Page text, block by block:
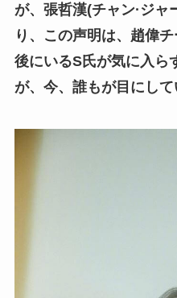
が、張哲漢(チャン·ジ
り、この声明は、趙偉
後にいるS氏が気に入ら
が、今、誰もが目にして